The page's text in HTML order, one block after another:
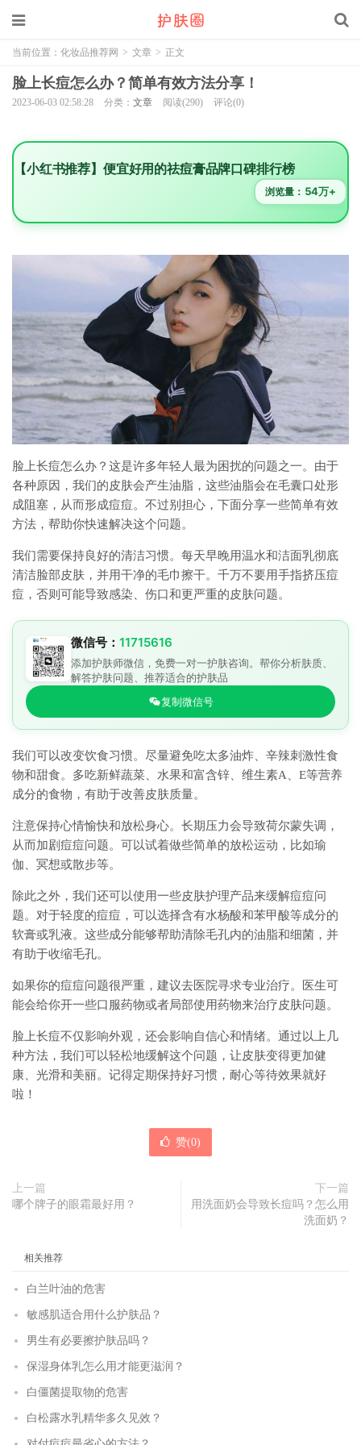
当前位置： 化妆品推荐网 > 文章 > 正文
脸上长痘怎么办？简单有效方法分享！
2023-06-03 02:58:28 分类： 文章 阅读(290) 评论(0)
【小红书推荐】便宜好用的祛痘膏品牌口碑排行榜
浏览量： 54万+
脸上长痘怎么办？这是许多年轻人最为困扰的问题之一。由于
各种原因，我们的皮肤会产生油脂，这些油脂会在毛囊口处形
成阻塞，从而形成痘痘。不过别担心，下面分享一些简单有效
方法，帮助你快速解决这个问题。
我们需要保持良好的清洁习惯。每天早晚用温水和洁面乳彻底
清洁脸部皮肤，并用干净的毛巾擦干。千万不要用手指挤压痘
痘，否则可能导致感染、伤口和更严重的皮肤问题。
微信号： 11715616
添加护肤师微信，免费一对一护肤咨询。帮你分析肤质、
解答护肤问题、推荐适合的护肤品
复制微信号
我们可以改变饮食习惯。尽量避免吃太多油炸、辛辣刺激性食
物和甜食。多吃新鲜蔬菜、水果和富含锌、维生素A、E等营养
成分的食物，有助于改善皮肤质量。
注意保持心情愉快和放松身心。长期压力会导致荷尔蒙失调，
从而加剧痘痘问题。可以试着做些简单的放松运动，比如瑜
伽、冥想或散步等。
除此之外，我们还可以使用一些皮肤护理产品来缓解痘痘问
题。对于轻度的痘痘，可以选择含有水杨酸和苯甲酸等成分的
软膏或乳液。这些成分能够帮助清除毛孔内的油脂和细菌，并
有助于收缩毛孔。
如果你的痘痘问题很严重，建议去医院寻求专业治疗。医生可
能会给你开一些口服药物或者局部使用药物来治疗皮肤问题。
脸上长痘不仅影响外观，还会影响自信心和情绪。通过以上几
种方法，我们可以轻松地缓解这个问题，让皮肤变得更加健
康、光滑和美丽。记得定期保持好习惯，耐心等待效果就好
啦！
赞(0)
上一篇
哪个牌子的眼霜最好用？
下一篇
用洗面奶会导致长痘吗？怎么用
洗面奶？
相关推荐
白兰叶油的危害
敏感肌适合用什么护肤品？
男生有必要擦护肤品吗？
保湿身体乳怎么用才能更滋润？
白僵菌提取物的危害
白松露水乳精华多久见效？